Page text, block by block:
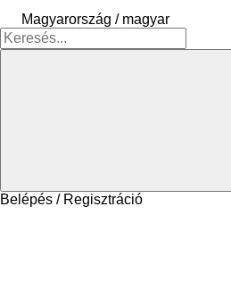
Magyarország / magyar
Belépés / Regisztráció